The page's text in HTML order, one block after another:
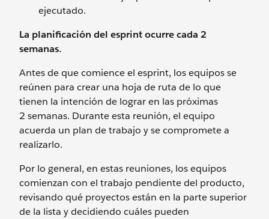
ejecutado.
La planificación del esprint ocurre cada 2
semanas.
Antes de que comience el esprint, los equipos se
reúnen para crear una hoja de ruta de lo que
tienen la intención de lograr en las próximas
2 semanas. Durante esta reunión, el equipo
acuerda un plan de trabajo y se compromete a
realizarlo.
Por lo general, en estas reuniones, los equipos
comienzan con el trabajo pendiente del producto,
revisando qué proyectos están en la parte superior
de la lista y decidiendo cuáles pueden